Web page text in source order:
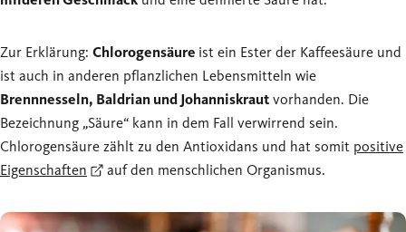
Zur Erklärung: Chlorogensäure ist ein Ester der Kaffeesäure und
ist auch in anderen pflanzlichen Lebensmitteln wie
Brennnesseln, Baldrian und Johanniskraut vorhanden. Die
Bezeichnung „Säure“ kann in dem Fall verwirrend sein.
Chlorogensäure zählt zu den Antioxidans und hat somit positive
Eigenschaften
auf den menschlichen Organismus.